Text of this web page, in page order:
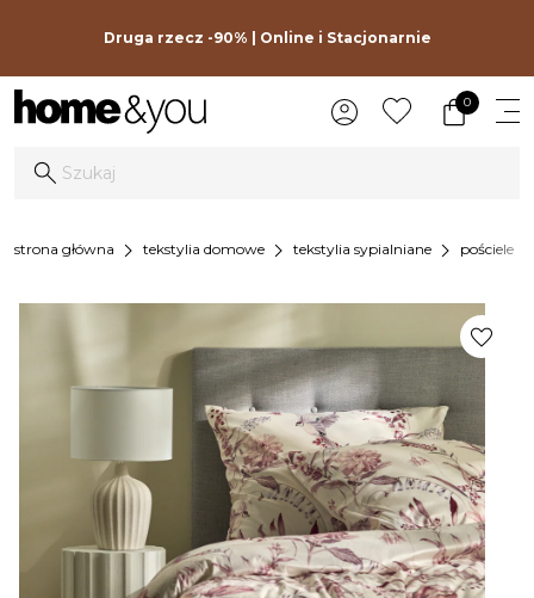
Druga rzecz -90% | Online i Stacjonarnie
0
strona główna chevron_right tekstylia domowe chevron_right tekstylia sypialniane chevron_right pościele
favorite